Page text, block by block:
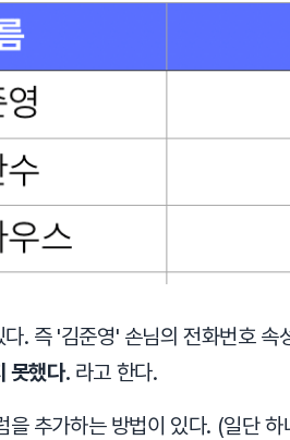
다. 즉 '김준영' 손님의 전화번호
못했다. 라고 한다.
추가하는 방법이 있다. (일단